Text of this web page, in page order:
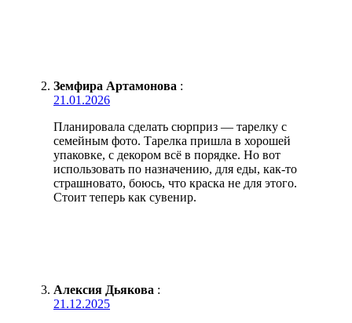
Земфира Артамонова :
21.01.2026
Планировала сделать сюрприз — тарелку с
семейным фото. Тарелка пришла в хорошей
упаковке, с декором всё в порядке. Но вот
использовать по назначению, для еды, как-то
страшновато, боюсь, что краска не для этого.
Стоит теперь как сувенир.
Алексия Дьякова :
21.12.2025